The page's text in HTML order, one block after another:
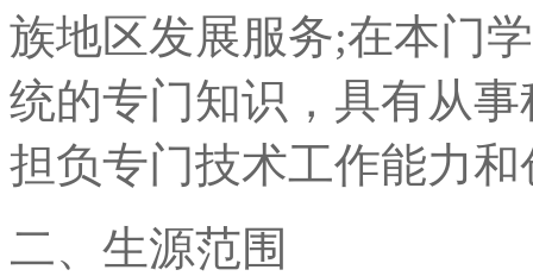
族地区发展服务;在本门
统的专门知识，具有从
担负专门技术工作能力
二、生源范围